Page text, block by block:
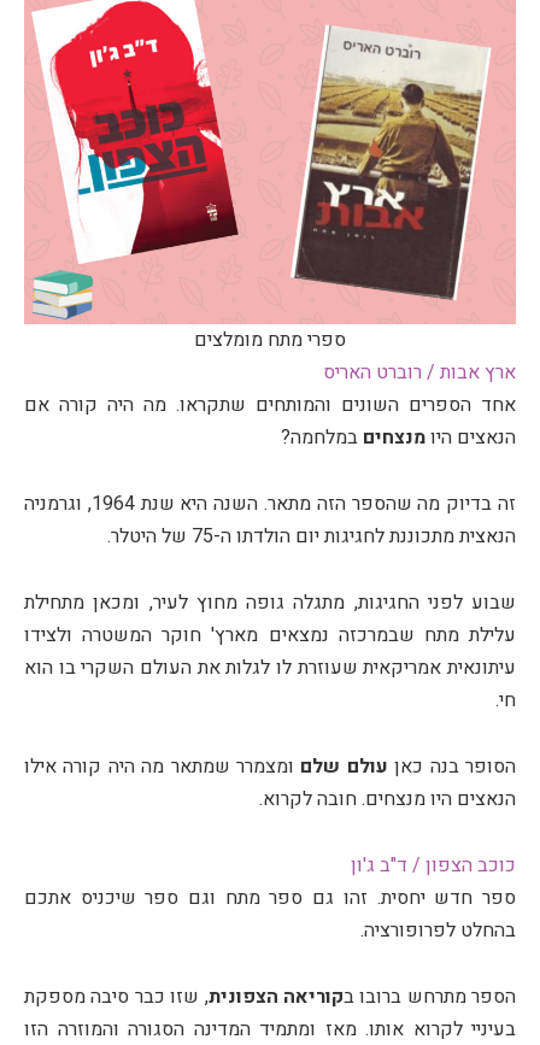
ספרי מתח מומלצים
ארץ אבות / רוברט האריס
אחד הספרים השונים והמותחים שתקראו. מה היה קורה אם
הנאצים היומנצחים במלחמה?
זה בדיוק מה שהספר הזה מתאר. השנה היא שנת 1964, וגרמניה
הנאצית מתכוננת לחגיגות יום הולדתו ה-75 של היטלר.
שבוע לפני החגיגות, מתגלה גופה מחוץ לעיר, ומכאן מתחילת
עלילת מתח שבמרכזה נמצאים מארץ' חוקר המשטרה ולצידו
עיתונאית אמריקאית שעוזרת לו לגלות את העולם השקרי בו הוא
חי.
הסופר בנה כאן עולם שלם ומצמרר שמתאר מה היה קורה אילו
הנאצים היו מנצחים. חובה לקרוא.
כוכב הצפון / ד"ב ג'ון
ספר חדש יחסית. זהו גם ספר מתח וגם ספר שיכניס אתכם
בהחלט לפרופורציה.
הספר מתרחש ברובו בקוריאה הצפונית, שזו כבר סיבה מספקת
בעיניי לקרוא אותו. מאז ומתמיד המדינה הסגורה והמוזרה הזו